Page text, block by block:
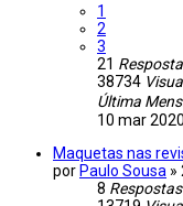
1
2
3
21
38734
Última
10 mar
Maquetas nas
por Paulo Sousa »
8 Respostas